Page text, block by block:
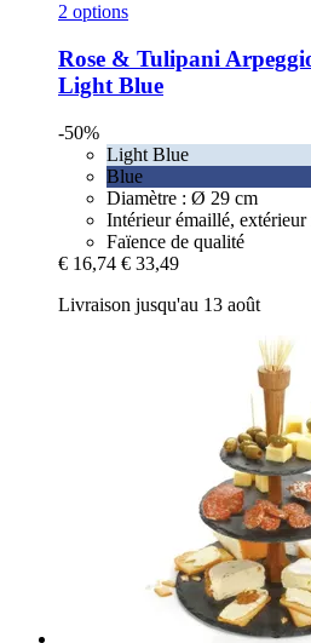
2 options
Rose & Tulipani
Light Blue
-50%
Light Blue
Blue
Diamètre : Ø 29 cm
Intérieur émaillé, extérieur
Faïence de qualité
€ 16,74 € 33,49
Livraison jusqu'au 13 août